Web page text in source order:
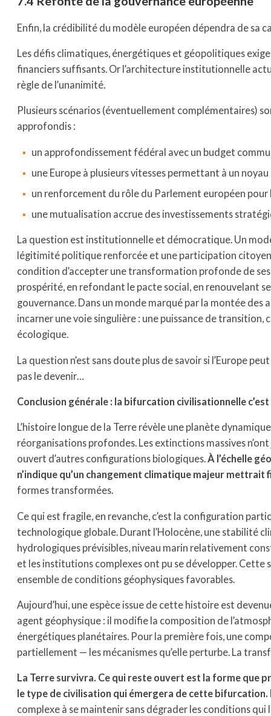
Enfin, la crédibilité du modèle européen dépendra de sa
Les défis climatiques, énergétiques et géopolitiques
financiers suffisants. Or l’architecture institutionnelle
règle de l’unanimité.
Plusieurs scénarios (éventuellement complémentaires)
approfondis :
un approfondissement fédéral avec un budget
une Europe à plusieurs vitesses permettant à un noyau
un renforcement du rôle du Parlement européen
une mutualisation accrue des investissements
La question est institutionnelle et démocratique. Un
légitimité politique renforcée et une participation
condition d’accepter une transformation profonde de
prospérité, en refondant le pacte social, en renouvelant
gouvernance. Dans un monde marqué par la montée
incarner une voie singulière : une puissance de
écologique.
La question n’est sans doute plus de savoir si l’Europe
pas le devenir…
Conclusion générale : la bifurcation civilisationnelle
L’histoire longue de la Terre révèle une planète
réorganisations profondes. Les extinctions massives
ouvert d’autres configurations biologiques.À l’échelle
n’indique qu’un changement climatique majeur mettrait
formes transformées.
Ce qui est fragile, en revanche, c’est la configuration
technologique globale. Durant l’Holocène, une stabilité
hydrologiques prévisibles, niveau marin relativement
et les institutions complexes ont pu se développer. Cette
ensemble de conditions géophysiques favorables.
Aujourd’hui, une espèce issue de cette histoire est
agent géophysique : il modifie la composition de
énergétiques planétaires. Pour la première fois, une
partiellement — les mécanismes qu’elle perturbe. La
La Terre survivra. Ce qui reste ouvert est la forme que
le type de civilisation qui émergera de cette bifurcation.
complexe à se maintenir sans dégrader les conditions qui